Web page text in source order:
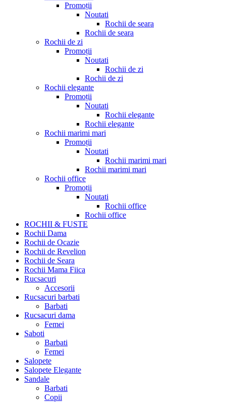
Promoții
Noutati
Rochii de seara
Rochii de seara
Rochii de zi
Promoții
Noutati
Rochii de zi
Rochii de zi
Rochii elegante
Promoții
Noutati
Rochii elegante
Rochii elegante
Rochii marimi mari
Promoții
Noutati
Rochii marimi mari
Rochii marimi mari
Rochii office
Promoții
Noutati
Rochii office
Rochii office
ROCHII & FUSTE
Rochii Dama
Rochii de Ocazie
Rochii de Revelion
Rochii de Seara
Rochii Mama Fiica
Rucsacuri
Accesorii
Rucsacuri barbati
Barbati
Rucsacuri dama
Femei
Saboti
Barbati
Femei
Salopete
Salopete Elegante
Sandale
Barbati
Copii